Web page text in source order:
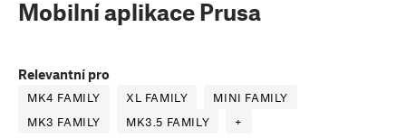
Mobilní aplikace Prusa
Relevantní pro
MK4 FAMILY XL FAMILY
MINI FAMILY
MK3 FAMILY
MK3.5 FAMILY +